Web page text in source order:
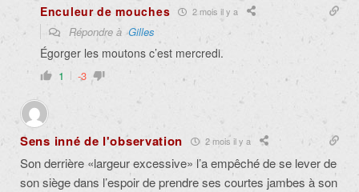
Enculeur de mouches 2 mois il y a
Répondre àGilles
Égorger les moutons c’est mercredi.
1 -3
Sens inné de l'observation 2 mois il y a
Son derrière «largeur excessive» l’a empêché de se lever de
son siège dans l’espoir de prendre ses courtes jambes à son